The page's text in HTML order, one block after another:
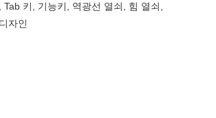
키, 기능키, 역광선 열쇠, 힘 열쇠,
자인